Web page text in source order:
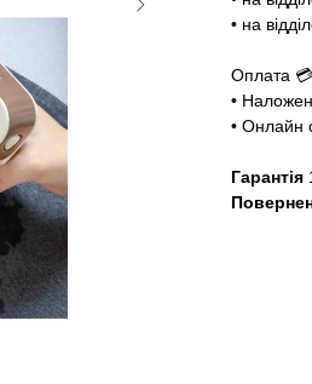
• на
Оплата 💳
•
• Онлайн
Гарантія